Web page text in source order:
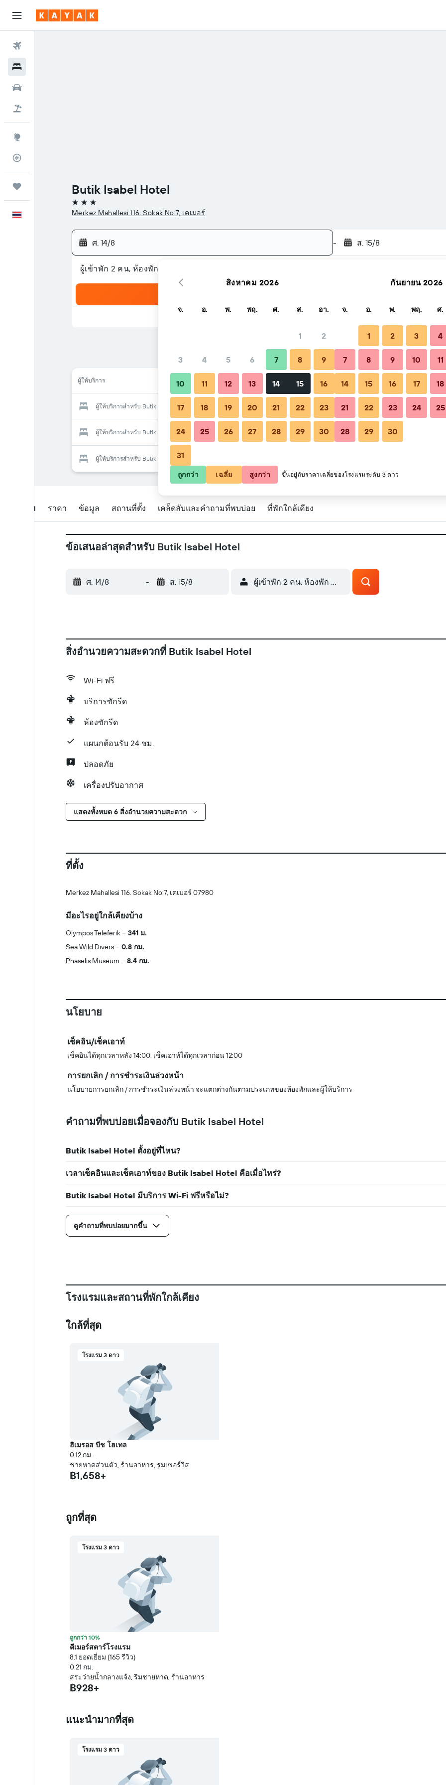
Butik Isabel Hotel
3 ดาว
Merkez Mahallesi 116. Sokak No:7, เคเมอร์
ศ. 14/8 - ส. 15/8
ผู้เข้าพัก 2 คน, ห้องพัก 1 ห้อง
ผู้ให้บริการ
ผู้ให้บริการสำหรับ Butik Isabel Hotel
ผู้ให้บริการสำหรับ Butik Isabel Hotel
ผู้ให้บริการสำหรับ Butik Isabel Hotel
ภาพรวม ราคา ข้อมูล สถานที่ตั้ง เคล็ดลับและคำถามที่พบบ่อย ที่พักใกล้เคียง
ข้อเสนอล่าสุดสำหรับ Butik Isabel Hotel
ศ. 14/8 - ส. 15/8 ผู้เข้าพัก 2 คน, ห้องพัก 1 ห้อง
สิ่งอำนวยความสะดวกที่ Butik Isabel Hotel
Wi-Fi ฟรี
บริการซักรีด
ห้องซักรีด
แผนกต้อนรับ 24 ชม.
ปลอดภัย
เครื่องปรับอากาศ
แสดงทั้งหมด 6 สิ่งอำนวยความสะดวก
ที่ตั้ง
Merkez Mahallesi 116. Sokak No:7, เคเมอร์ 07980
มีอะไรอยู่ใกล้เคียงบ้าง
Olympos Teleferik
341 ม.
Sea Wild Divers
0.8 กม.
Phaselis Museum
8.4 กม.
นโยบาย
เช็คอิน/เช็คเอาท์
เช็คอินได้ทุกเวลาหลัง 14:00, เช็คเอาท์ได้ทุกเวลาก่อน 12:00
การยกเลิก / การชำระเงินล่วงหน้า
นโยบายการยกเลิก / การชำระเงินล่วงหน้า จะแตกต่างกันตามประเภทของห้องพักและผู้ให้บริการ
คำถามที่พบบ่อยเมื่อจองกับ Butik Isabel Hotel
Butik Isabel Hotel ตั้งอยู่ที่ไหน?
เวลาเช็คอินและเช็คเอาท์ของ Butik Isabel Hotel คือเมื่อไหร่?
Butik Isabel Hotel มีบริการ Wi-Fi ฟรีหรือไม่?
ดูคำถามที่พบบ่อยมากขึ้น
โรงแรมและสถานที่พักใกล้เคียง
ใกล้ที่สุด
โรงแรม 3 ดาว
ฮิเมรอส บีช โฮเทล
0.12 กม.
ชายหาดส่วนตัว, ร้านอาหาร, รูมเซอร์วิส
฿1,658+
ถูกที่สุด
โรงแรม 3 ดาว
ถูกกว่า 10%
คีเมอร์สตาร์โรงแรม
8.1 ยอดเยี่ยม (165 รีวิว)
0.21 กม.
สระว่ายน้ำกลางแจ้ง, ริมชายหาด, ร้านอาหาร
฿928+
แนะนำมากที่สุด
โรงแรม 3 ดาว
สิงหาคม 2026
จ. อ. พ. พฤ. ศ. ส. อา.
1 2
3 4 5 6 7 8 9
10 11 12 13 14 15 16
17 18 19 20 21 22 23
24 25 26 27 28 29 30
31
กันยายน 2026
จ. อ. พ. พฤ. ศ.
1 2 3 4
7 8 9 10 11
14 15 16 17 18
21 22 23 24 25
28 29 30
ถูกกว่า เฉลี่ย สูงกว่า ขึ้นอยู่กับราคาเฉลี่ยของโรงแรมระดับ 3 ดาว